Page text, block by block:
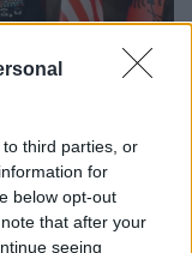
third parties, or
for
below opt-out
that after your
seeing
ambasadori i
objektivat e
NATO-n dhe